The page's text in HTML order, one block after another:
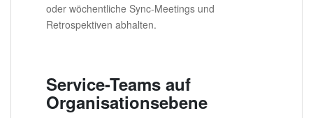
oder wöchentliche Sync-Meetings und
Retrospektiven abhalten.
Service-Teams auf
Organisationsebene